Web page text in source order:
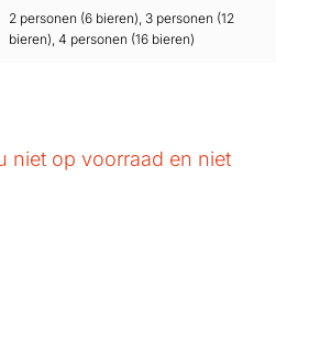
2 personen (6 bieren), 3 personen (12
bieren), 4 personen (16 bieren)
niet op voorraad en niet